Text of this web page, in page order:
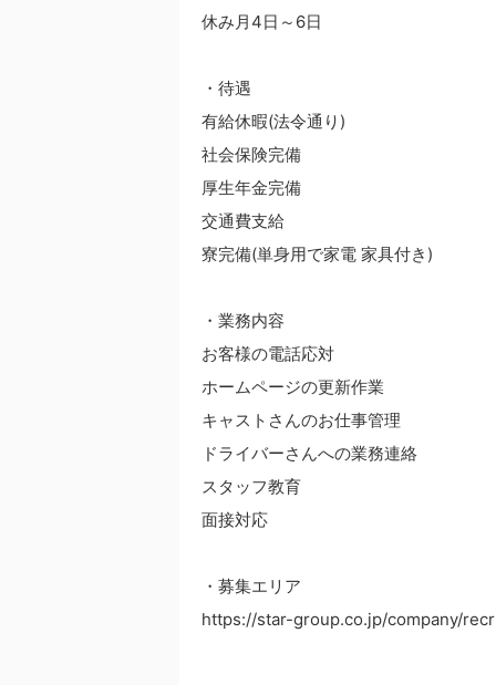
休み月4日～6日
・待遇
有給休暇(法令通り)
社会保険完備
厚生年金完備
交通費支給
寮完備(単身用で家電 家具付き)
・業務内容
お客様の電話応対
ホームページの更新作業
キャストさんのお仕事管理
ドライバーさんへの業務連絡
スタッフ教育
面接対応
・募集エリア
https://star-group.co.jp/company/